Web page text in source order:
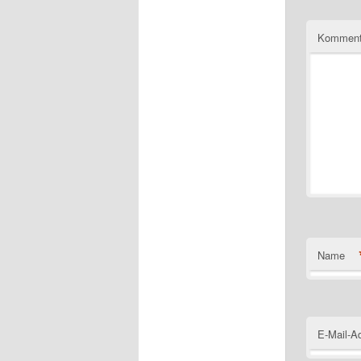
Name
E-Mail-